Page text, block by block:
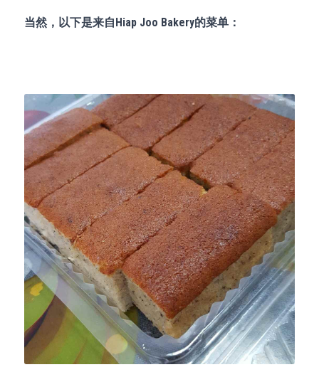
当然，以下是来自Hiap Joo Bakery的菜单：